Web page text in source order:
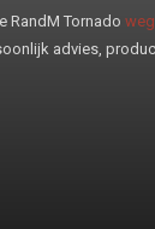
RandM Tornado
advies,